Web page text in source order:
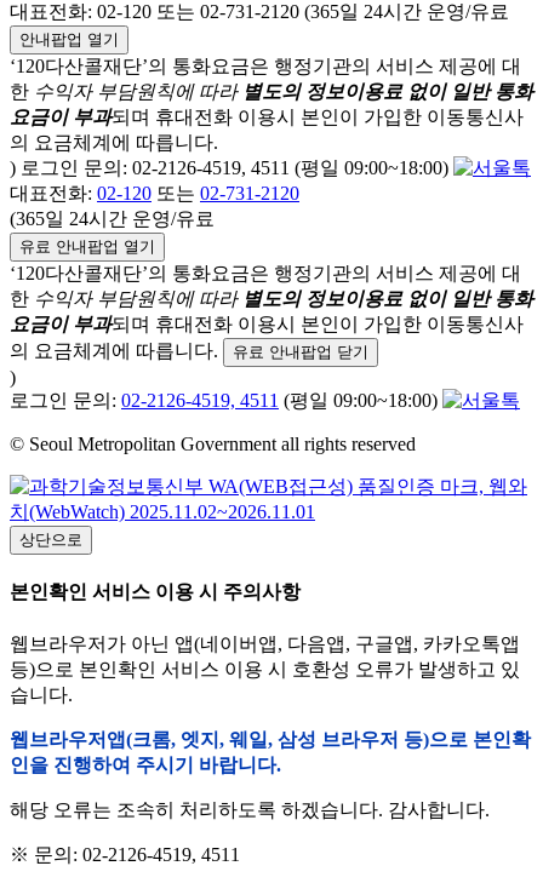
대표전화: 02-120 또는 02-731-2120 (365일 24시간 운영/유료
안내팝업 열기
‘120다산콜재단’의 통화요금은 행정기관의 서비스 제공에 대
한 수익자 부담원칙에 따라 별도의 정보이용료 없이 일반 통화
요금이 부과되며 휴대전화 이용시 본인이 가입한 이동통신사
의 요금체계에 따릅니다.
) 로그인 문의: 02-2126-4519, 4511 (평일 09:00~18:00)
대표전화: 02-120 또는 02-731-2120
(365일 24시간 운영/유료
유료 안내팝업 열기
‘120다산콜재단’의 통화요금은 행정기관의 서비스 제공에 대
한 수익자 부담원칙에 따라 별도의 정보이용료 없이 일반 통화
요금이 부과되며 휴대전화 이용시 본인이 가입한 이동통신사
의 요금체계에 따릅니다.
유료 안내팝업 닫기
)
로그인 문의: 02-2126-4519, 4511 (평일 09:00~18:00)
© Seoul Metropolitan Government all rights reserved
상단으로
본인확인 서비스 이용 시 주의사항
웹브라우저가 아닌 앱(네이버앱, 다음앱, 구글앱, 카카오톡앱
등)으로 본인확인 서비스 이용 시 호환성 오류가 발생하고 있
습니다.
웹브라우저앱(크롬, 엣지, 웨일, 삼성 브라우저 등)으로 본인확
인을 진행하여 주시기 바랍니다.
해당 오류는 조속히 처리하도록 하겠습니다. 감사합니다.
※ 문의: 02-2126-4519, 4511